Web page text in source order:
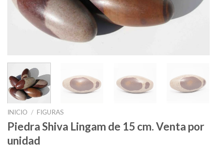
INICIO / FIGURAS
Piedra Shiva Lingam de 15 cm. Venta por
unidad